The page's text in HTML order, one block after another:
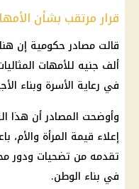
قرار مرتقب بشأن
في رعاية الأسرة وبناء
وأوضحت المصادر أن هذا
إعلاء قيمة المرأة والأم،
تقدمه من تضحيات ودور
في بناء الوطن.